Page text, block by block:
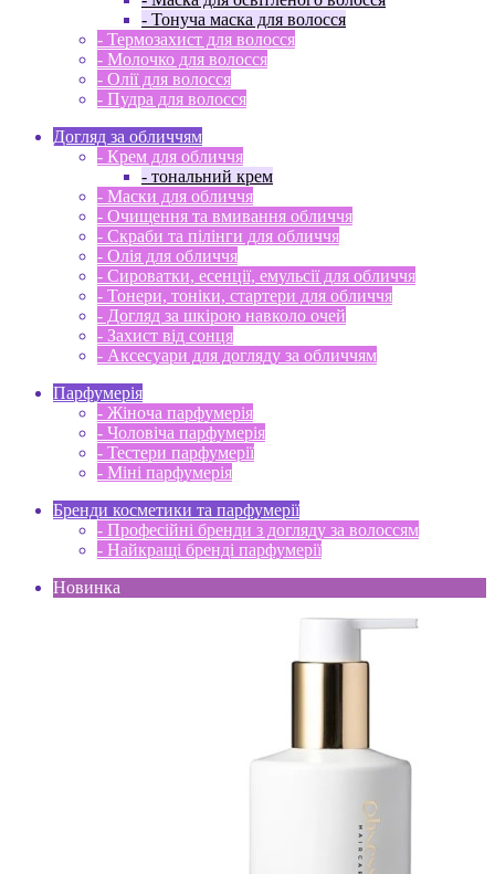
- Тонуча маска для волосся
- Термозахист для волосся
- Молочко для волосся
- Олії для волосся
- Пудра для волосся
Догляд за обличчям
- Крем для обличчя
- тональний крем
- Маски для обличчя
- Очищення та вмивання обличчя
- Скраби та пілінги для обличчя
- Олія для обличчя
- Сироватки, есенції, емульсії для обличчя
- Тонери, тоніки, стартери для обличчя
- Догляд за шкірою навколо очей
- Захист від сонця
- Аксесуари для догляду за обличчям
Парфумерія
- Жіноча парфумерія
- Чоловіча парфумерія
- Тестери парфумерії
- Міні парфумерія
Бренди косметики та парфумерії
- Професійні бренди з догляду за волоссям
- Найкращі бренді парфумерії
Новинка